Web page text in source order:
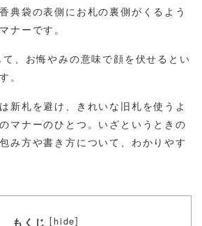
典袋の表側にお札の裏側がくるよう
ナーです。
、お悔やみの意味で顔を伏せるとい
。
新札を避け、きれいな旧札を使うよ
マナーのひとつ。いざというときの
み方や書き方について、わかりやす
もくじ [hide]